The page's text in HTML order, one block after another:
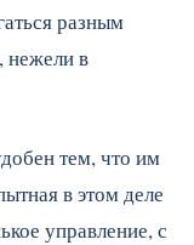
разным
нежели в
тем, что им
в этом деле
управление, с